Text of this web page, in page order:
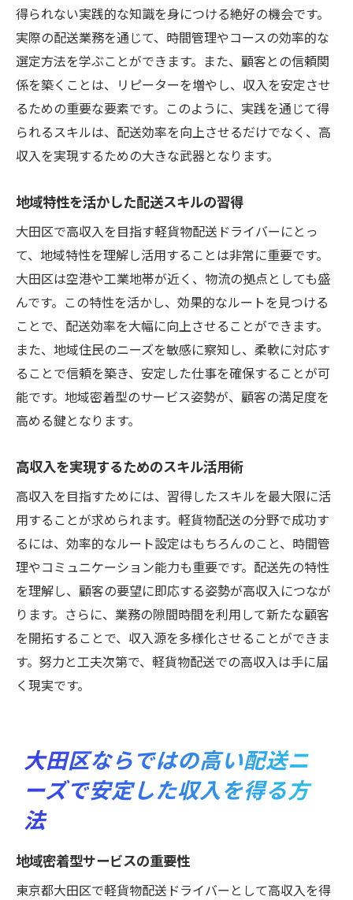
得られない実践的な知識を身につける絶好の機会です。
実際の配送業務を通じて、時間管理やコースの効率的な
選定方法を学ぶことができます。また、顧客との信頼関
係を築くことは、リピーターを増やし、収入を安定させ
るための重要な要素です。このように、実践を通じて得
られるスキルは、配送効率を向上させるだけでなく、高
収入を実現するための大きな武器となります。
地域特性を活かした配送スキルの習得
大田区で高収入を目指す軽貨物配送ドライバーにとっ
て、地域特性を理解し活用することは非常に重要です。
大田区は空港や工業地帯が近く、物流の拠点としても盛
んです。この特性を活かし、効果的なルートを見つける
ことで、配送効率を大幅に向上させることができます。
また、地域住民のニーズを敏感に察知し、柔軟に対応す
ることで信頼を築き、安定した仕事を確保することが可
能です。地域密着型のサービス姿勢が、顧客の満足度を
高める鍵となります。
高収入を実現するためのスキル活用術
高収入を目指すためには、習得したスキルを最大限に活
用することが求められます。軽貨物配送の分野で成功す
るには、効率的なルート設定はもちろんのこと、時間管
理やコミュニケーション能力も重要です。配送先の特性
を理解し、顧客の要望に即応する姿勢が高収入につなが
ります。さらに、業務の隙間時間を利用して新たな顧客
を開拓することで、収入源を多様化させることができま
す。努力と工夫次第で、軽貨物配送での高収入は手に届
く現実です。
大田区ならではの高い配送ニ
ーズで安定した収入を得る方
法
地域密着型サービスの重要性
東京都大田区で軽貨物配送ドライバーとして高収入を得